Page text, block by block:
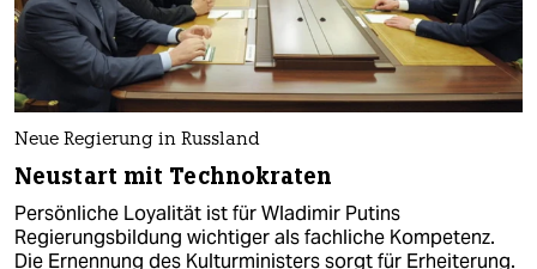
Neue Regierung in Russland
Neustart mit Technokraten
Persönliche Loyalität ist für Wladimir Putins
Regierungsbildung wichtiger als fachliche Kompetenz.
Die Ernennung des Kulturministers sorgt für Erheiterung.